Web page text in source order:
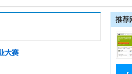
大赛
推荐